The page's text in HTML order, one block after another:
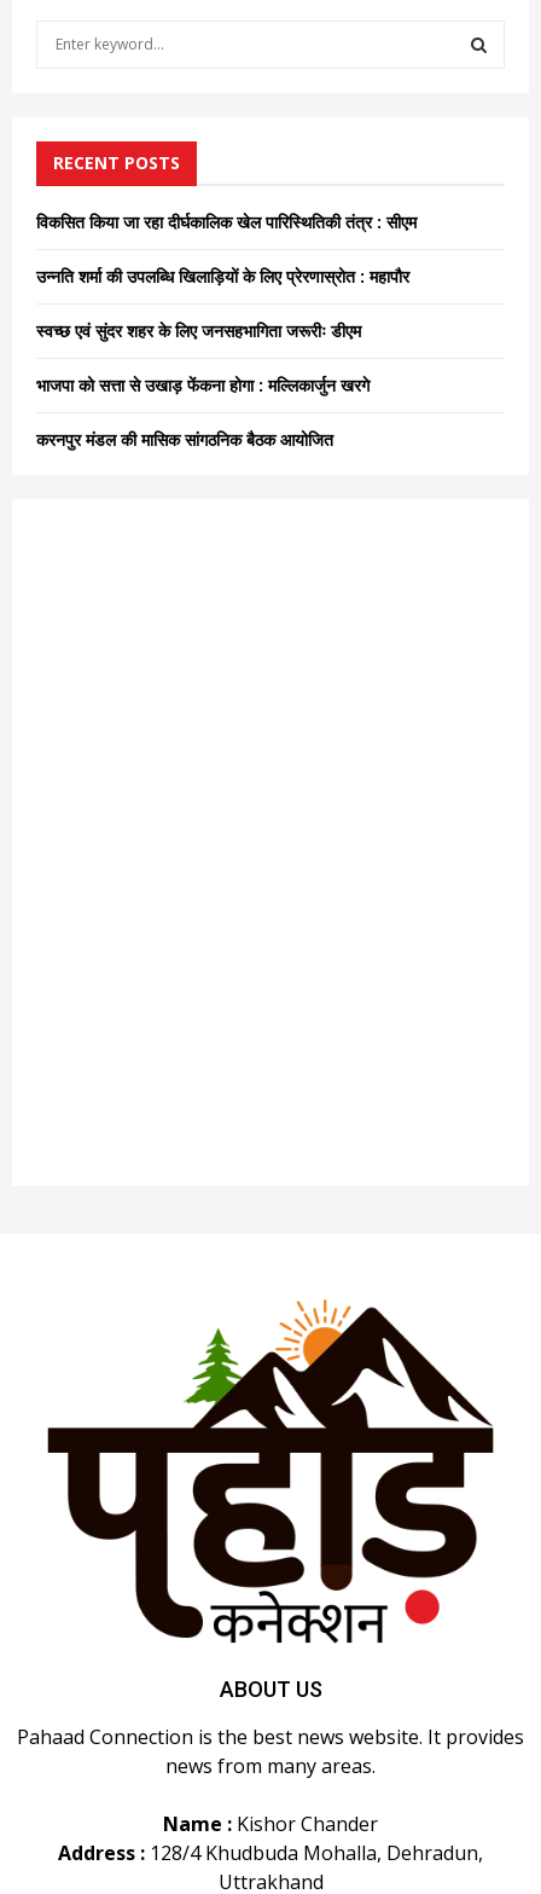
f
o
r
RECENT POSTS
विकसित किया जा रहा दीर्घकालिक खेल पारिस्थितिकी तंत्र : सीएम
उन्नति शर्मा की उपलब्धि खिलाड़ियों के लिए प्रेरणास्रोत : महापौर
स्वच्छ एवं सुंदर शहर के लिए जनसहभागिता जरूरीः डीएम
भाजपा को सत्ता से उखाड़ फेंकना होगा : मल्लिकार्जुन खरगे
करनपुर मंडल की मासिक सांगठनिक बैठक आयोजित
ABOUT US
Pahaad Connection is the best news website. It provides
news from many areas.
Name : Kishor Chander
Address : 128/4 Khudbuda Mohalla, Dehradun,
Uttrakhand